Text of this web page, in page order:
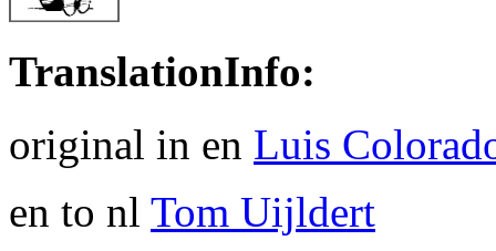
TranslationInfo:
original in en Luis
en to nl Tom Uijldert